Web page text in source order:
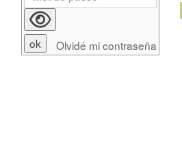
Olvidé mi contraseña